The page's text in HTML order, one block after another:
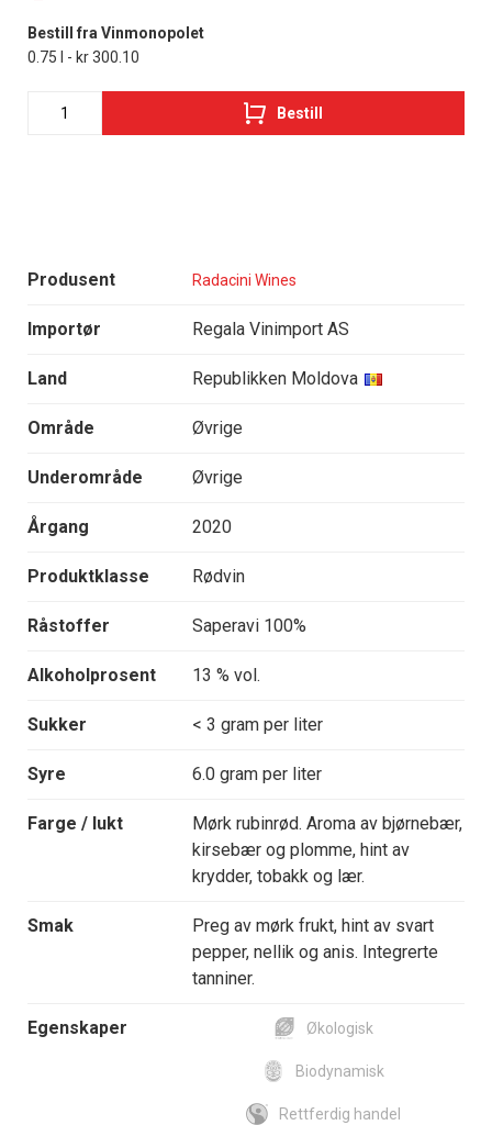
Produsent Radacini Wines
Importør Regala Vinimport AS
Land Republikken Moldova
Område Øvrige
Underområde Øvrige
Årgang 2020
Produktklasse Rødvin
Råstoffer Saperavi 100%
Alkoholprosent 13 % vol.
Sukker < 3 gram per liter
Syre 6.0 gram per liter
Farge / lukt
Mørk rubinrød. Aroma av bjørnebær,
kirsebær og plomme, hint av
krydder, tobakk og lær.
Smak
Preg av mørk frukt, hint av svart
pepper, nellik og anis. Integrerte
tanniner.
Egenskaper Økologisk
Biodynamisk
Rettferdig handel
Bestill fra Vinmonopolet
0.75 l - kr 300.10
Bestill